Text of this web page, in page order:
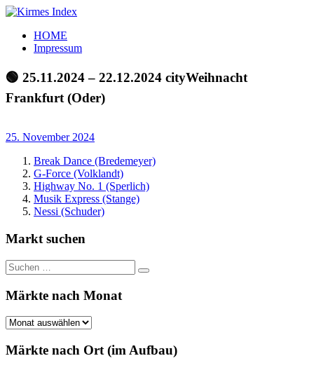
Zum
springen
Kirmes
Index
Tourpläne
der
letzten
Jahre
HOME
Impressum
🟢 25.11.2024 – 22.12.2024 cityWeihnacht
Frankfurt (Oder)
25. November 2024
Break Dance (Bredemeyer)
G-Force (Volklandt)
Highway No. 1 (Sperlich)
Musik Express (Stange)
Nessi (Schuder)
Markt suchen
Suchen
nach:
Suchen
Märkte nach Monat
Märkte
Monat
Märkte nach Ort (im Aufbau)